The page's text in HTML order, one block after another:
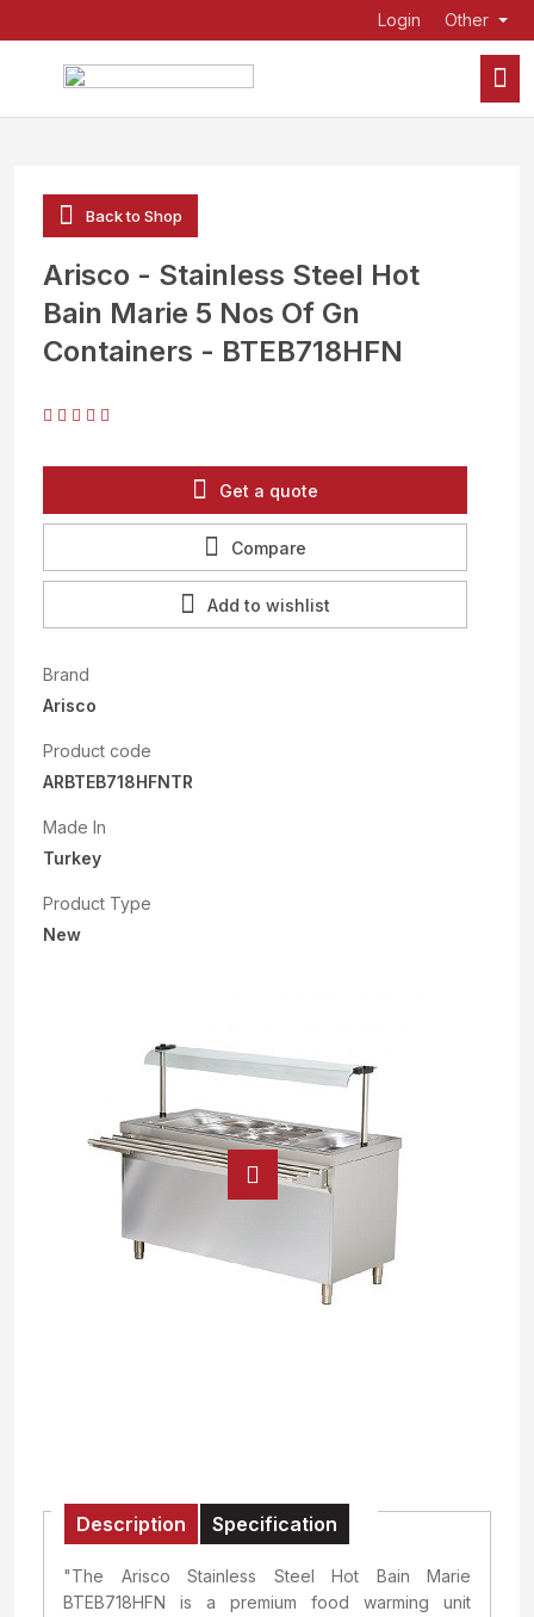
Login Other
Back to Shop
Arisco - Stainless Steel Hot
Bain Marie 5 Nos Of Gn
Containers - BTEB718HFN
Get a quote
Compare
Add to wishlist
Brand
Arisco
Product code
ARBTEB718HFNTR
Made In
Turkey
Product Type
New
Description Specification
"The Arisco Stainless Steel Hot Bain Marie
BTEB718HFN is a premium food warming unit